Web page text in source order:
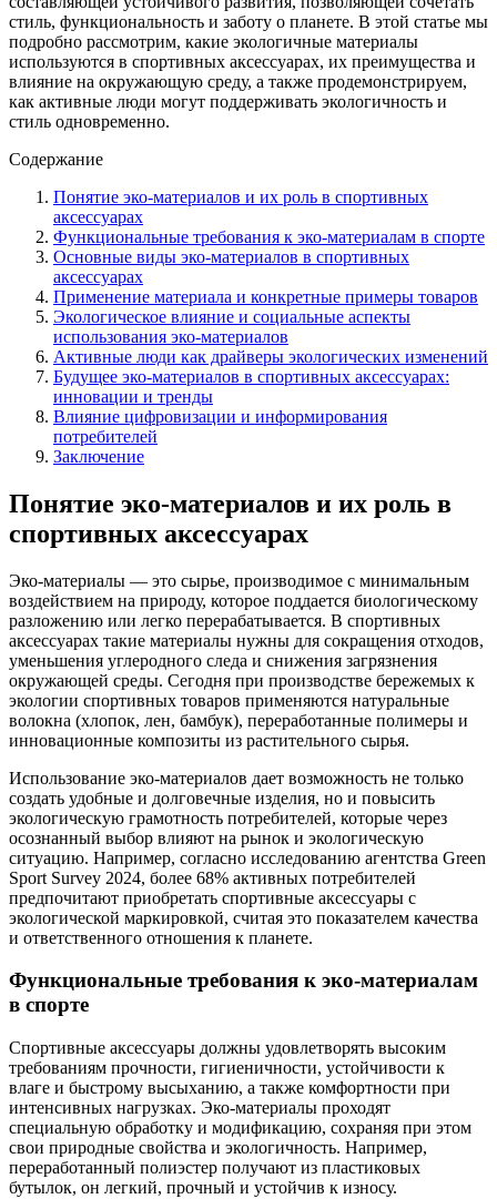
стиль, функциональность и заботу о планете. В этой статье мы
подробно рассмотрим, какие экологичные материалы
используются в спортивных аксессуарах, их преимущества и
влияние на окружающую среду, а также продемонстрируем,
как активные люди могут поддерживать экологичность и
стиль одновременно.
Содержание
Понятие эко-материалов и их роль в спортивных
аксессуарах
Функциональные требования к эко-материалам в спорте
Основные виды эко-материалов в спортивных
аксессуарах
Применение материала и конкретные примеры товаров
Экологическое влияние и социальные аспекты
использования эко-материалов
Активные люди как драйверы экологических изменений
Будущее эко-материалов в спортивных аксессуарах:
инновации и тренды
Влияние цифровизации и информирования
потребителей
Заключение
Понятие эко-материалов и их роль в
спортивных аксессуарах
Эко-материалы — это сырье, производимое с минимальным
воздействием на природу, которое поддается биологическому
разложению или легко перерабатывается. В спортивных
аксессуарах такие материалы нужны для сокращения отходов,
уменьшения углеродного следа и снижения загрязнения
окружающей среды. Сегодня при производстве бережемых к
экологии спортивных товаров применяются натуральные
волокна (хлопок, лен, бамбук), переработанные полимеры и
инновационные композиты из растительного сырья.
Использование эко-материалов дает возможность не только
создать удобные и долговечные изделия, но и повысить
экологическую грамотность потребителей, которые через
осознанный выбор влияют на рынок и экологическую
ситуацию. Например, согласно исследованию агентства Green
Sport Survey 2024, более 68% активных потребителей
предпочитают приобретать спортивные аксессуары с
экологической маркировкой, считая это показателем качества
и ответственного отношения к планете.
Функциональные требования к эко-материалам
в спорте
Спортивные аксессуары должны удовлетворять высоким
требованиям прочности, гигиеничности, устойчивости к
влаге и быстрому высыханию, а также комфортности при
интенсивных нагрузках. Эко-материалы проходят
специальную обработку и модификацию, сохраняя при этом
свои природные свойства и экологичность. Например,
переработанный полиэстер получают из пластиковых
бутылок, он легкий, прочный и устойчив к износу.